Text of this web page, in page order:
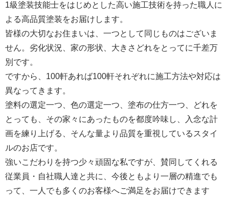
1級塗装技能士をはじめとした高い施工技術を持った職人に
よる高品質塗装をお届けします。
皆様の大切なお住まいは、一つとして同じものはございま
せん。劣化状況、家の形状、大きさどれをとってに千差万
別です。
ですから、100軒あれば100軒それぞれに施工方法や対応は
異なってきます。
塗料の選定一つ、色の選定一つ、塗布の仕方一つ、どれを
とっても、その家々にあったものを都度吟味し、入念な計
画を練り上げる、そんな量より品質を重視しているスタイ
ルのお店です。
強いこだわりを持つ少々頑固な私ですが、賛同してくれる
従業員・自社職人達と共に、今後ともより一層の精進でも
って、一人でも多くのお客様へご満足をお届けできます